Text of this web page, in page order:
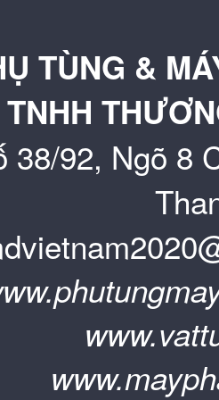
khiển
Loại Khác...
Marelli
Mecc Alte
Stamford
tùng máy
nhiên liệu
(diode)
TÙNG &
92, Ngõ 8